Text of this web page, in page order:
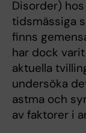
Disorder)
tidsmässiga
finns
har dock
aktuella
undersöka
astma och
av faktorer i